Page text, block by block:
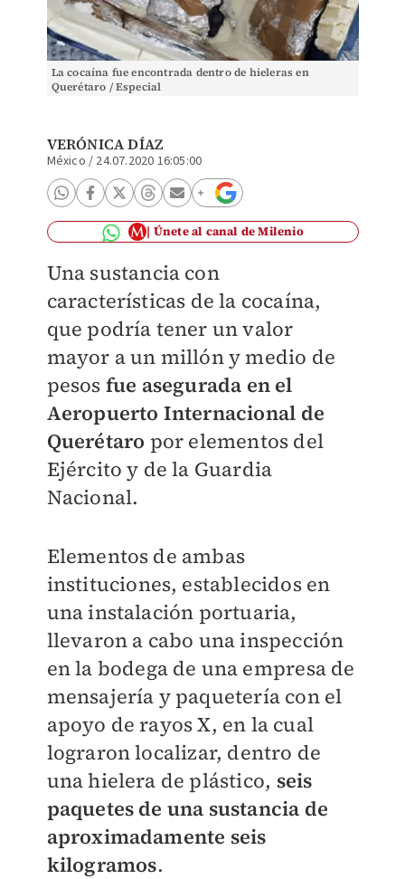
La cocaína fue encontrada dentro de hieleras en
Querétaro / Especial
VERÓNICA DÍAZ
México / 24.07.2020 16:05:00
Únete al canal de Milenio
Una sustancia con
características de la cocaína,
que podría tener un valor
mayor a un millón y medio de
pesos fue asegurada en el
Aeropuerto Internacional de
Querétaro por elementos del
Ejército y de la Guardia
Nacional.
Elementos de ambas
instituciones, establecidos en
una instalación portuaria,
llevaron a cabo una inspección
en la bodega de una empresa de
mensajería y paquetería con el
apoyo de rayos X, en la cual
lograron localizar, dentro de
una hielera de plástico, seis
paquetes de una sustancia de
aproximadamente seis
kilogramos.